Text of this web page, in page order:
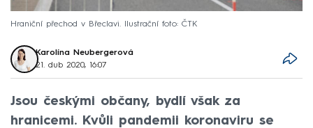
Hraniční přechod v Břeclavi. Ilustrační foto: ČTK
Karolína Neubergerová
21. dub 2020, 16:07
Jsou českými občany, bydlí však za
hranicemi. Kvůli pandemii koronaviru se